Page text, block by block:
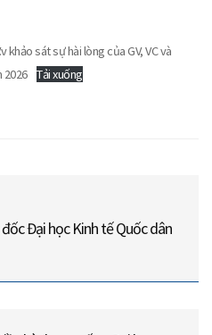
khảo sát sự hài lòng của GV, VC và
2026 Tải xuống
Đại học Kinh tế Quốc dân